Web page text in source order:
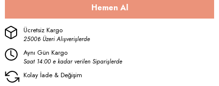
Ücretsiz Kargo
2500₺ Üzeri Alışverişlerde
Aynı Gün Kargo
Saat 14:00 e kadar verilen Siparişlerde
Kolay İade & Değişim